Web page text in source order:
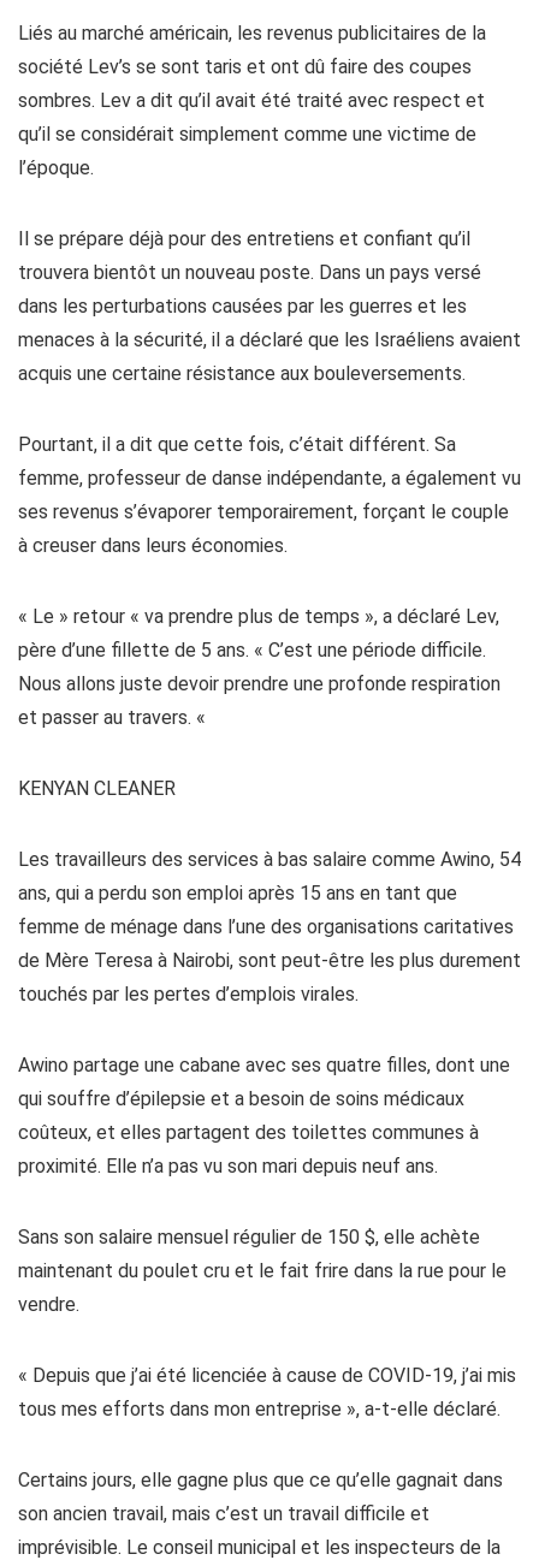
Liés au marché américain, les revenus publicitaires de la
société Lev’s se sont taris et ont dû faire des coupes
sombres. Lev a dit qu’il avait été traité avec respect et
qu’il se considérait simplement comme une victime de
l’époque.
Il se prépare déjà pour des entretiens et confiant qu’il
trouvera bientôt un nouveau poste. Dans un pays versé
dans les perturbations causées par les guerres et les
menaces à la sécurité, il a déclaré que les Israéliens avaient
acquis une certaine résistance aux bouleversements.
Pourtant, il a dit que cette fois, c’était différent. Sa
femme, professeur de danse indépendante, a également vu
ses revenus s’évaporer temporairement, forçant le couple
à creuser dans leurs économies.
« Le » retour « va prendre plus de temps », a déclaré Lev,
père d’une fillette de 5 ans. « C’est une période difficile.
Nous allons juste devoir prendre une profonde respiration
et passer au travers. «
KENYAN CLEANER
Les travailleurs des services à bas salaire comme Awino, 54
ans, qui a perdu son emploi après 15 ans en tant que
femme de ménage dans l’une des organisations caritatives
de Mère Teresa à Nairobi, sont peut-être les plus durement
touchés par les pertes d’emplois virales.
Awino partage une cabane avec ses quatre filles, dont une
qui souffre d’épilepsie et a besoin de soins médicaux
coûteux, et elles partagent des toilettes communes à
proximité. Elle n’a pas vu son mari depuis neuf ans.
Sans son salaire mensuel régulier de 150 $, elle achète
maintenant du poulet cru et le fait frire dans la rue pour le
vendre.
« Depuis que j’ai été licenciée à cause de COVID-19, j’ai mis
tous mes efforts dans mon entreprise », a-t-elle déclaré.
Certains jours, elle gagne plus que ce qu’elle gagnait dans
son ancien travail, mais c’est un travail difficile et
imprévisible. Le conseil municipal et les inspecteurs de la